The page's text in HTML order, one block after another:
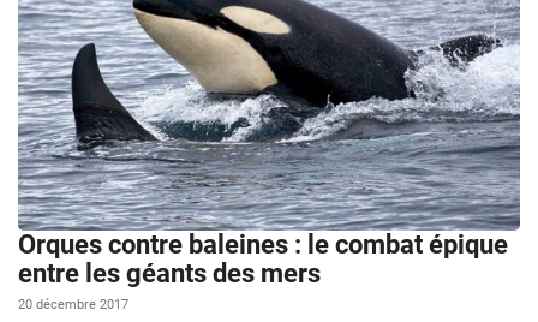
Orques contre baleines : le combat épique
entre les géants des mers
20 décembre 2017